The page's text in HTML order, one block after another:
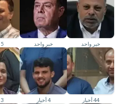
خبر واحد خبر واحد 5 أخبار
44 أخبار 4 أخبار 3 أخبار